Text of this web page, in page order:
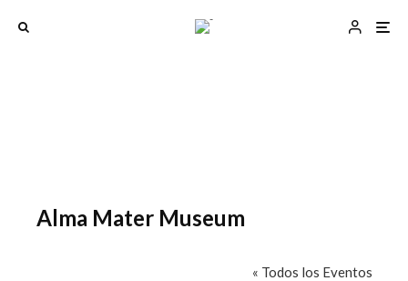
Alma Mater Museum
« Todos los Eventos